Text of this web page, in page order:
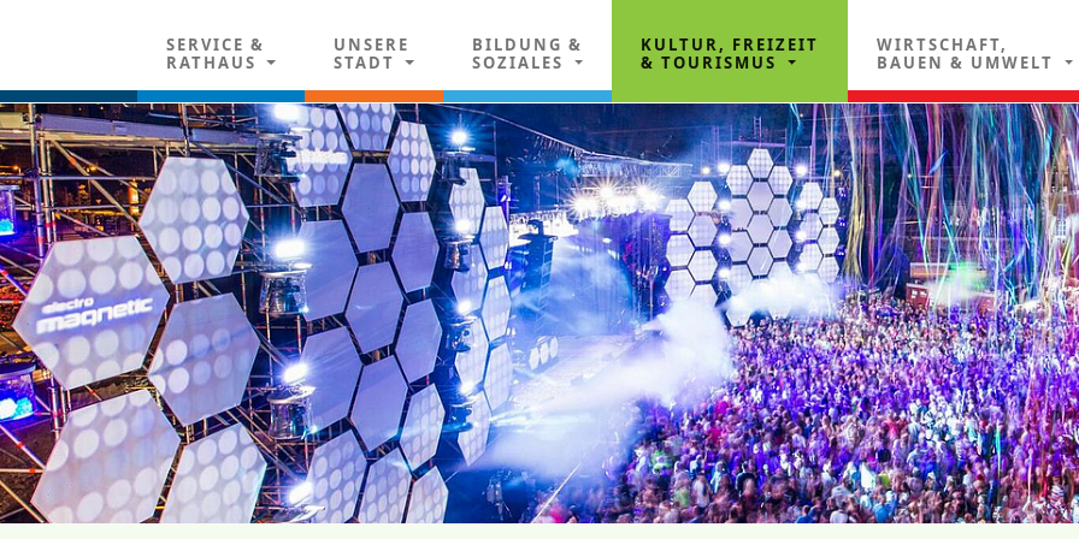
SERVICE &
RATHAUS
UNSERE
STADT
BILDUNG &
SOZIALES
KULTUR, FREIZEIT
& TOURISMUS
WIRTSCHAFT,
BAUEN & UMWELT